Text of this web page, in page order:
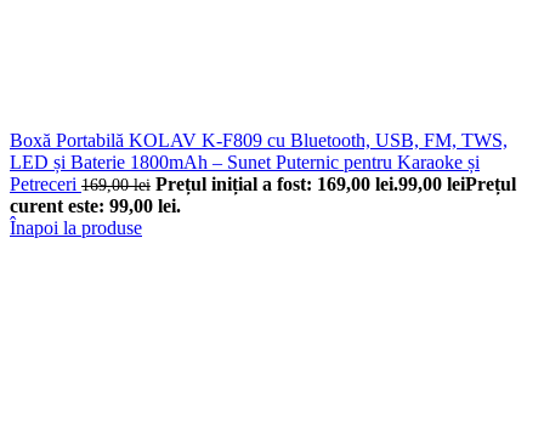
Boxă Portabilă KOLAV K-F809 cu Bluetooth, USB, FM, TWS,
LED și Baterie 1800mAh – Sunet Puternic pentru Karaoke și
Petreceri 169,00lei Prețul inițial a fost: 169,00 lei.99,00 leiPrețul
curent este: 99,00 lei.
Înapoi la produse